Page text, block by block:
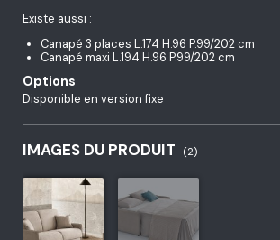
Existe aussi :
Canapé 3 places L.174 H.96 P.99/202 cm
Canapé maxi L.194 H.96 P.99/202 cm
Options
Disponible en version fixe
IMAGES DU PRODUIT (2)